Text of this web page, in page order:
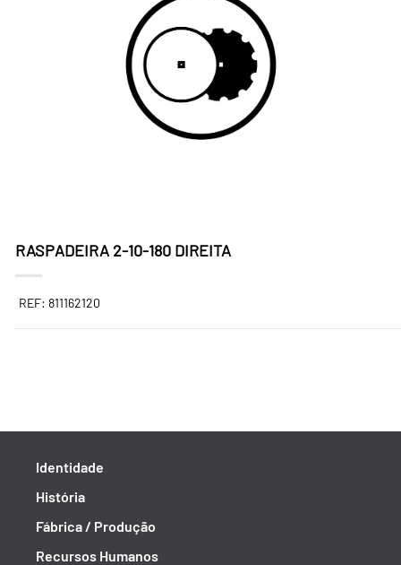
RASPADEIRA 2-10-180 DIREITA
REF: 811162120
Identidade
História
Fábrica / Produção
Recursos Humanos